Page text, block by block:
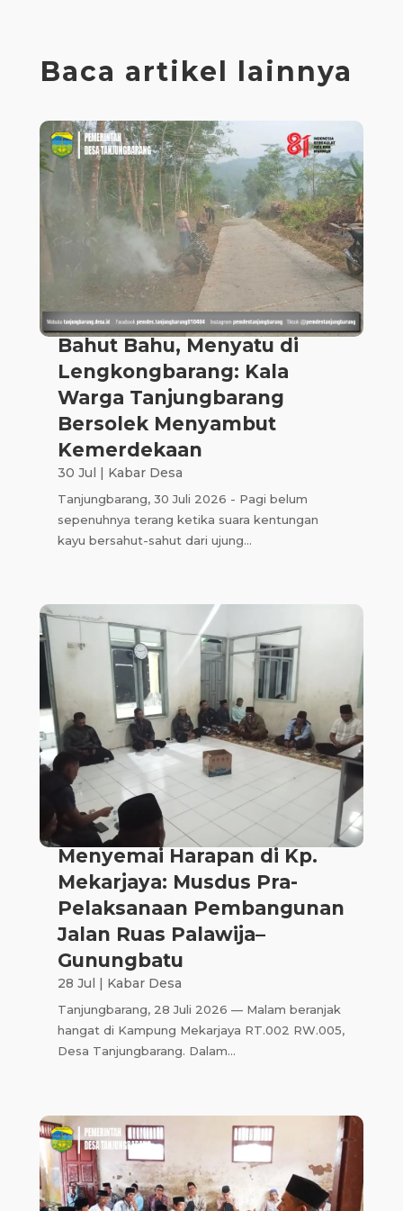
Baca artikel lainnya
Bahut Bahu, Menyatu di
Lengkongbarang: Kala
Warga Tanjungbarang
Bersolek Menyambut
Kemerdekaan
30 Jul | Kabar Desa
Tanjungbarang, 30 Juli 2026 - Pagi belum
sepenuhnya terang ketika suara kentungan
kayu bersahut-sahut dari ujung...
Menyemai Harapan di Kp.
Mekarjaya: Musdus Pra-
Pelaksanaan Pembangunan
Jalan Ruas Palawija–
Gunungbatu
28 Jul Kabar Desa
Tanjungbarang, 28 Juli 2026 — Malam beranjak
hangat di Kampung Mekarjaya RT.002 RW.005,
Desa Tanjungbarang. Dalam...